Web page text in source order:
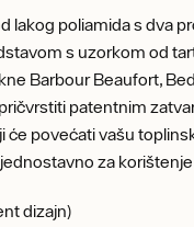
lakog poliamida s dva
s uzorkom od
Barbour Beaufort,
patentnim
će povećati vašu
za
dizajn)